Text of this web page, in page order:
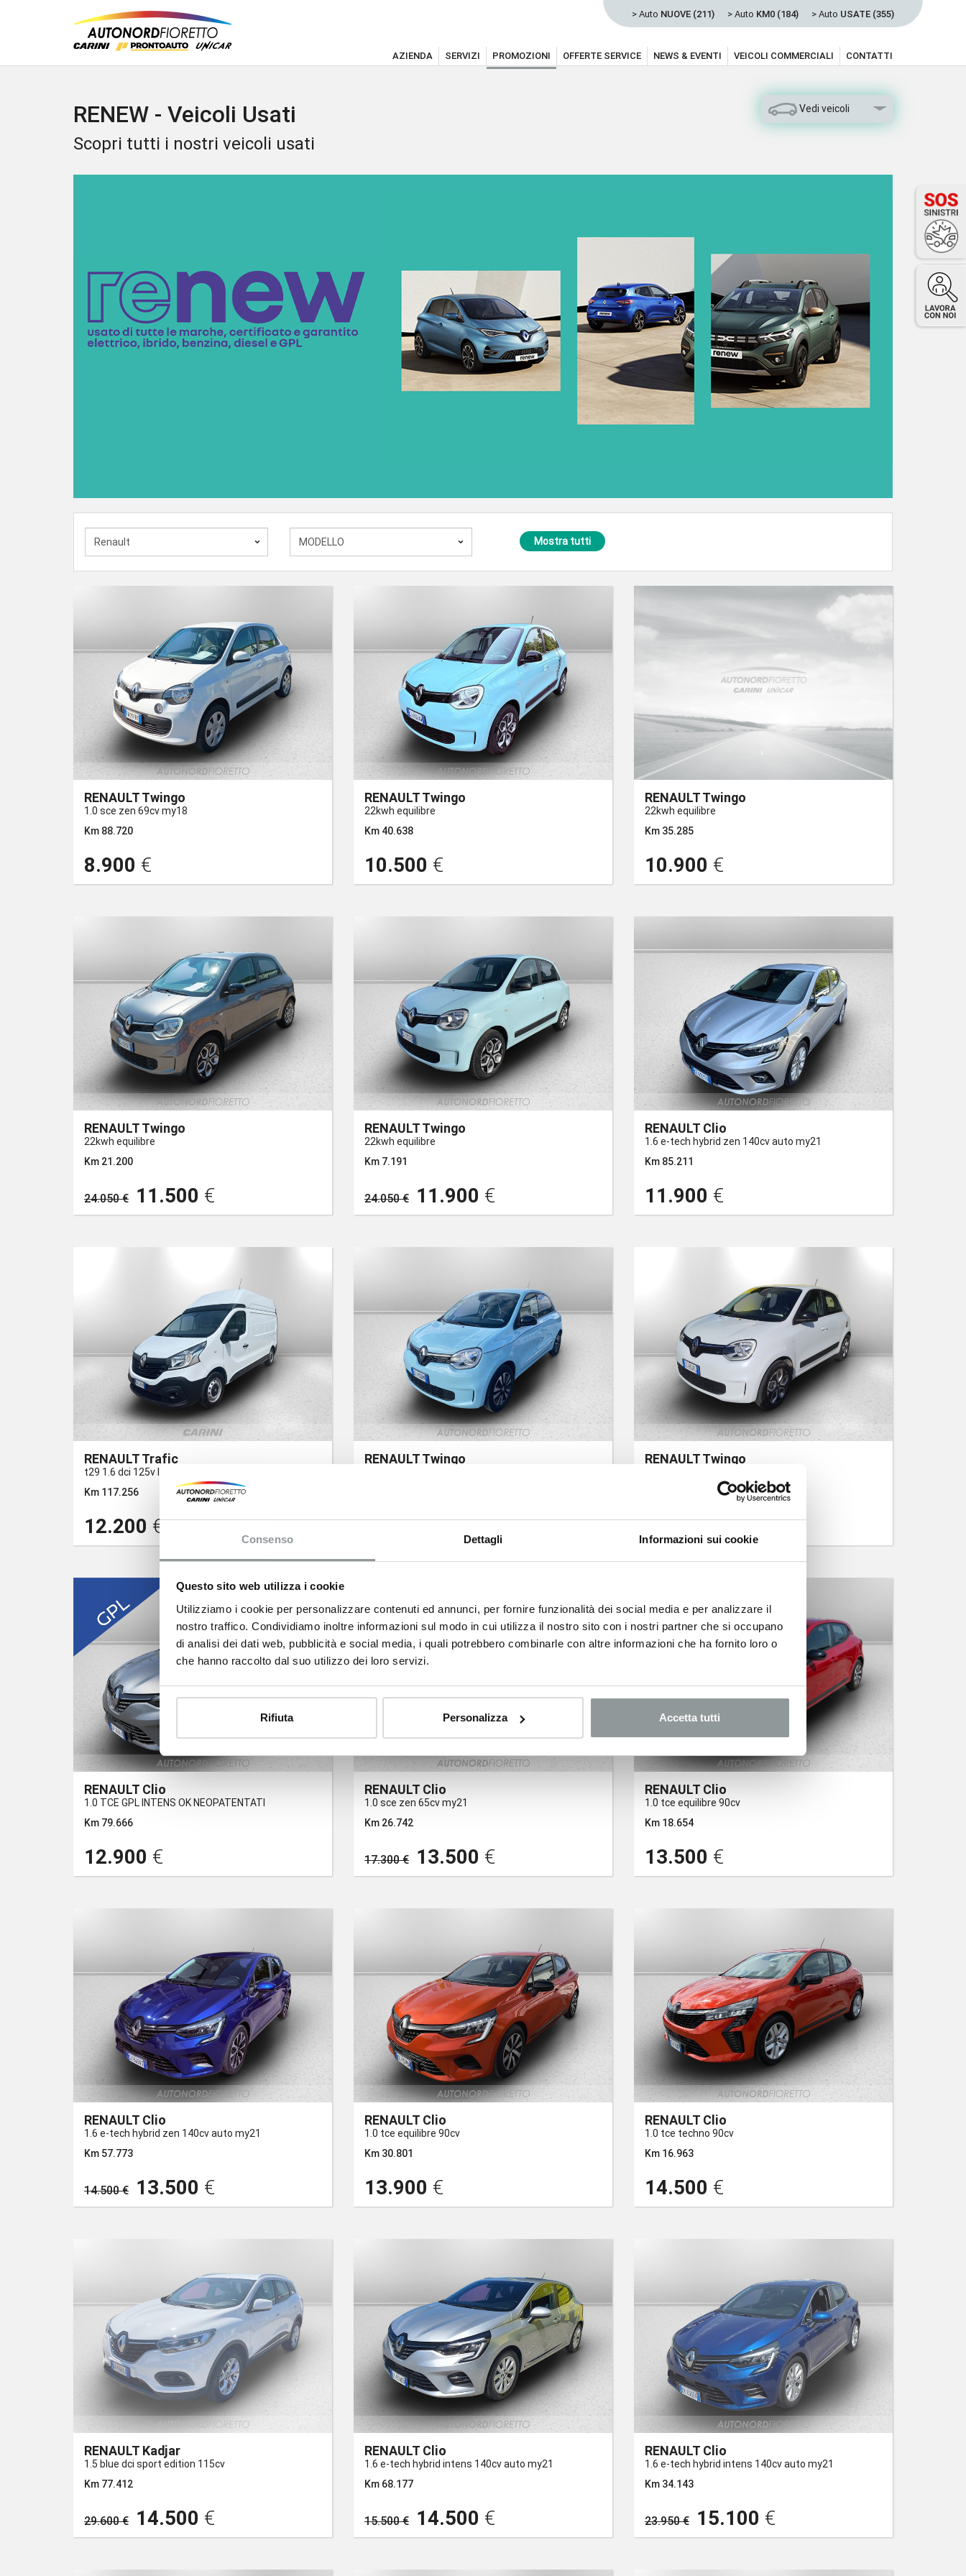
Consenso Dettagli Informazioni sui cookie
Questo sito web utilizza i cookie
Utilizziamo i cookie per personalizzare contenuti ed annunci, per fornire funzionalità dei social media e per analizzare il
nostro traffico. Condividiamo inoltre informazioni sul modo in cui utilizza il nostro sito con i nostri partner che si occupano
di analisi dei dati web, pubblicità e social media, i quali potrebbero combinarle con altre informazioni che ha fornito loro o
che hanno raccolto dal suo utilizzo dei loro servizi.
Rifiuta Personalizza Accetta tutti
> Auto NUOVE (211) > Auto KM0 (184) > Auto USATE (355)
AZIENDA SERVIZI PROMOZIONI OFFERTE SERVICE NEWS & EVENTI VEICOLI COMMERCIALI CONTATTI
RENEW - Veicoli Usati
Scopri tutti i nostri veicoli usati
Vedi veicoli
Mostra tutti
RENAULT Twingo
1.0 sce zen 69cv my18
Km 88.720
8.900 €
RENAULT Twingo
22kwh equilibre
Km 40.638
10.500 €
RENAULT Twingo
22kwh equilibre
Km 35.285
10.900 €
RENAULT Twingo
22kwh equilibre
Km 21.200
24.050 € 11.500 €
RENAULT Twingo
22kwh equilibre
Km 7.191
24.050 € 11.900 €
RENAULT Clio
1.6 e-tech hybrid zen 140cv auto my21
Km 85.211
11.900 €
RENAULT Trafic
t29 1.6 dci 125v l2h2 ice s&s e6
Km 117.256
12.200 €
RENAULT Twingo
12.500€
RENAULT Twingo
12.500€
RENAULT Clio
1.0 TCE GPL INTENS OK NEOPATENTATI
Km 79.666
12.900 €
RENAULT Clio
1.0 sce zen 65cv my21
Km 26.742
17.300 € 13.500 €
RENAULT Clio
1.0 tce equilibre 90cv
Km 18.654
13.500 €
RENAULT Clio
1.6 e-tech hybrid zen 140cv auto my21
Km 57.773
14.500 € 13.500 €
RENAULT Clio
1.0 tce equilibre 90cv
Km 30.801
13.900 €
RENAULT Clio
1.0 tce techno 90cv
Km 16.963
14.500 €
RENAULT Kadjar
1.5 blue dci sport edition 115cv
Km 77.412
29.600 € 14.500 €
RENAULT Clio
1.6 e-tech hybrid intens 140cv auto my21
Km 68.177
15.500 € 14.500 €
RENAULT Clio
1.6 e-tech hybrid intens 140cv auto my21
Km 34.143
23.950 € 15.100 €